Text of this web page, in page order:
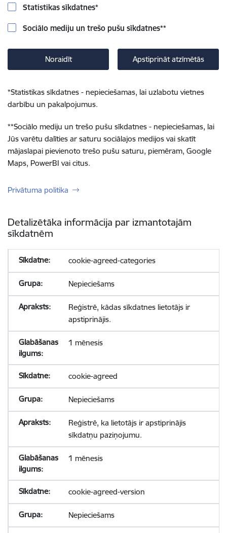
Statistikas sīkdatnes*
Sociālo mediju un trešo pušu sīkdatnes**
Noraidīt Apstiprināt atzīmētās
*Statistikas sīkdatnes - nepieciešamas, lai uzlabotu vietnes
darbību un pakalpojumus.
**Sociālo mediju un trešo pušu sīkdatnes - nepieciešamas, lai
Jūs varētu dalīties ar saturu sociālajos medijos vai skatīt
mājaslapai pievienoto trešo pušu saturu, piemēram, Google
Maps, PowerBI vai citus.
Privātuma politika
Detalizētāka informācija par izmantotajām
sīkdatnēm
cookie-agreed-categories
Nepieciešams
Reģistrē, kādas sīkdatnes lietotājs ir
apstiprinājis.
1 mēnesis
cookie-agreed
Nepieciešams
Reģistrē, ka lietotājs ir apstiprinājis
sīkdatņu paziņojumu.
1 mēnesis
cookie-agreed-version
Nepieciešams